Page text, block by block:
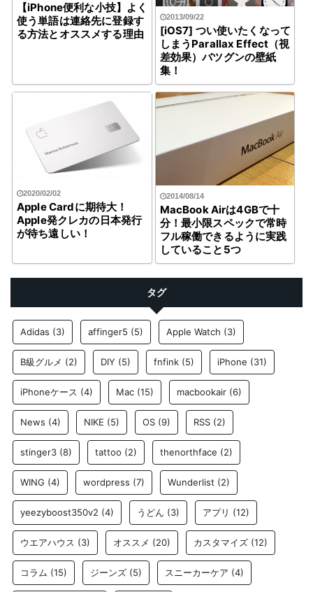
【iPhone便利な小技】よく
使う単語は連絡先に登録す
る方法とオススメする理由
2013/09/22
[iOS7] つい使いたくなって
しまうParallax Effect（視
差効果）バツグンの壁紙
集！
2020/02/02
Apple Cardに期待大！
Apple発クレカの日本発行
が待ち遠しい！
2014/08/14
MacBook Airは4GBで十
分！最小限スペックで常時
フル稼働できるように実践
していること5つ
タグ
Adidas (3) affinger5 (5) Apple Watch (3)
B級グルメ (2) DIY (5) fnfink (5) iPhone (31)
iPhoneケース (4) Mac (15) macbookair (6)
News (4) NIKE (5) OS (9) RSS (2)
stinger3 (8) tattoo (2) thenorthface (2)
WING (4) wordpress (7) Wunderlist (2)
yeezyboost350v2 (4) うどん (3) アプリ (12)
ウエアハウス (3) オススメ (20) カスタマイズ (12)
コラム (15) ジーンズ (5) スニーカーケア (4)